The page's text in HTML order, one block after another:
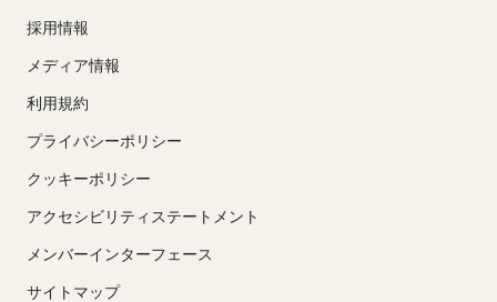
採用情報
メディア情報
利用規約
プライバシーポリシー
クッキーポリシー
アクセシビリティステートメント
メンバーインターフェース
サイトマップ